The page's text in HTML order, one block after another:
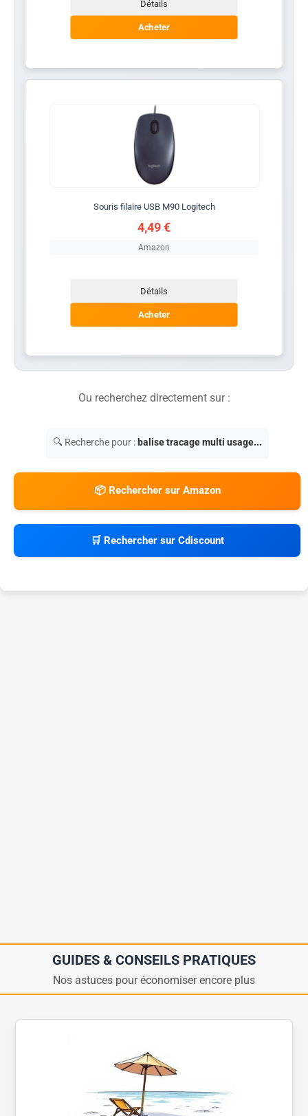
Détails
Acheter
Souris filaire USB M90 Logitech
4,49 €
Amazon
Détails
Acheter
Ou recherchez directement sur :
🔍 Recherche pour : balise tracage multi usage...
📦 Rechercher sur Amazon
🛒 Rechercher sur Cdiscount
GUIDES & CONSEILS PRATIQUES
Nos astuces pour économiser encore plus